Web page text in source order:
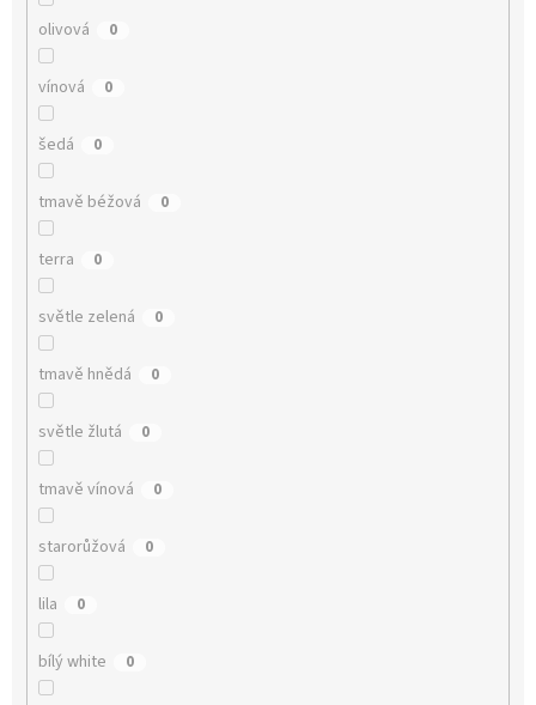
olivová 0
vínová 0
šedá 0
tmavě béžová 0
terra 0
světle zelená 0
tmavě hnědá 0
světle žlutá 0
tmavě vínová 0
starorůžová 0
lila 0
bílý white 0